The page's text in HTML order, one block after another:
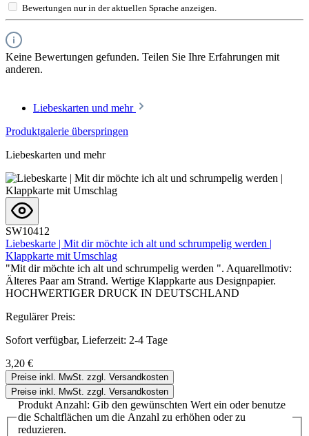
Bewertungen nur in der aktuellen Sprache anzeigen.
Keine Bewertungen gefunden. Teilen Sie Ihre Erfahrungen mit
anderen.
Liebeskarten und mehr
Produktgalerie überspringen
Liebeskarten und mehr
SW10412
Liebeskarte | Mit dir möchte ich alt und schrumpelig werden |
Klappkarte mit Umschlag
"Mit dir möchte ich alt und schrumpelig werden ". Aquarellmotiv:
Älteres Paar am Strand. Wertige Klappkarte aus Designpapier.
HOCHWERTIGER DRUCK IN DEUTSCHLAND
Regulärer Preis:
Sofort verfügbar, Lieferzeit: 2-4 Tage
3,20 €
Preise inkl. MwSt. zzgl. Versandkosten
Preise inkl. MwSt. zzgl. Versandkosten
Produkt Anzahl: Gib den gewünschten Wert ein oder benutze
die Schaltflächen um die Anzahl zu erhöhen oder zu
reduzieren.